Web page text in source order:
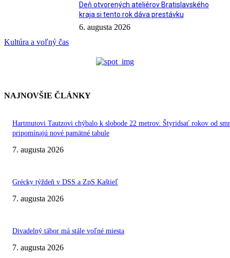
Kultúra a voľný čas
Deň otvorených ateliérov Bratislavského
kraja si tento rok dáva prestávku
6. augusta 2026
NAJNOVŠIE ČLÁNKY
Hartmutovi Tautzovi chýbalo k slobode 22 metrov. Štyridsať rokov od
pripomínajú nové pamätné tabule
7. augusta 2026
Grécky týždeň v DSS a ZpS Kaštieľ
7. augusta 2026
Divadelný tábor má stále voľné miesta
7. augusta 2026